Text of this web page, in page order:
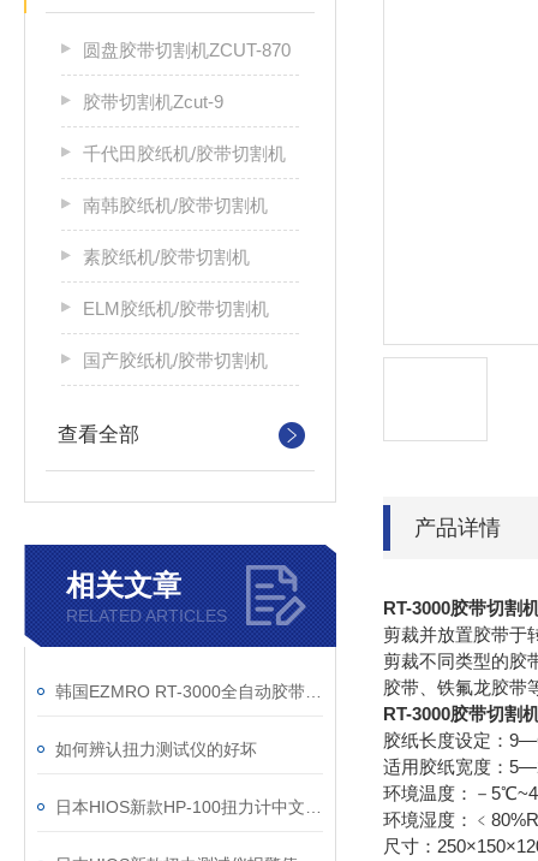
圆盘胶带切割机ZCUT-870
胶带切割机Zcut-9
千代田胶纸机/胶带切割机
南韩胶纸机/胶带切割机
素胶纸机/胶带切割机
ELM胶纸机/胶带切割机
国产胶纸机/胶带切割机
查看全部
相关文章
RELATED ARTICLES
如何辨认扭力测试仪的好坏
产品详情
RT-3000胶带切割
剪裁并放置胶带于
剪裁不同类型的胶
胶带、铁氟龙胶带
RT-3000胶带切割
胶纸长度设定
适用胶纸宽度：
环境温度：
环境湿度：
尺寸：